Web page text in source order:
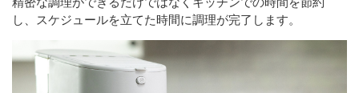
し、スケジュールを立てた時間に調理が完了します。